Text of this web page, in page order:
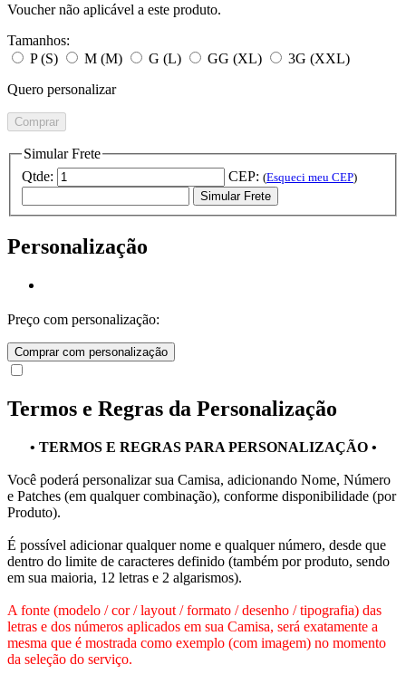
Voucher não aplicável a este produto.
Tamanhos:
P (S)
M (M) G (L) GG (XL)
3G (XXL)
Quero personalizar
Comprar
Simular Frete
Qtde:
CEP: (Esqueci meu CEP)
Simular Frete
Personalização
Preço com personalização:
Comprar com personalização
Termos e Regras da Personalização
• TERMOS E REGRAS PARA PERSONALIZAÇÃO •
Você poderá personalizar sua Camisa, adicionando Nome, Número
e Patches (em qualquer combinação), conforme disponibilidade (por
Produto).
É possível adicionar qualquer nome e qualquer número, desde que
dentro do limite de caracteres definido (também por produto, sendo
em sua maioria, 12 letras e 2 algarismos).
A fonte (modelo / cor / layout / formato / desenho / tipografia) das
letras e dos números aplicados em sua Camisa, será exatamente a
mesma que é mostrada como exemplo (com imagem) no momento
da seleção do serviço.